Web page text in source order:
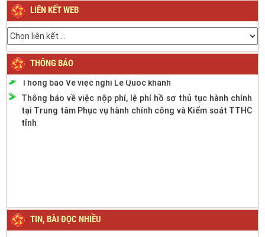
LIÊN KẾT WEB
THÔNG BÁO
Thông báo Lịch nghỉ Lễ Quốc khánh ngày 2/9/2023
Thông báo phân cấp công tác đăng ký phương tiện giao
thông cơ giới đường bộ
Thông báo thời gian làm việc mùa hè năm 2022
Thông báo Về việc nghỉ Lễ Quốc khánh
Thông báo về việc nộp phí, lệ phí hồ sơ thủ tục hành chính
tại Trung tâm Phục vụ hành chính công và Kiểm soát TTHC
tỉnh
TIN, BÀI ĐỌC NHIỀU